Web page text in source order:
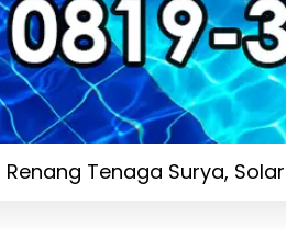
Renang Tenaga Surya,